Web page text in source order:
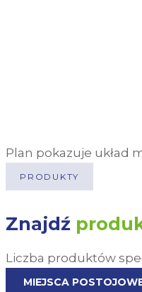
Plan pokazuje układ
PRODUKTY
Znajdź
Liczba produktów
MIEJSCA